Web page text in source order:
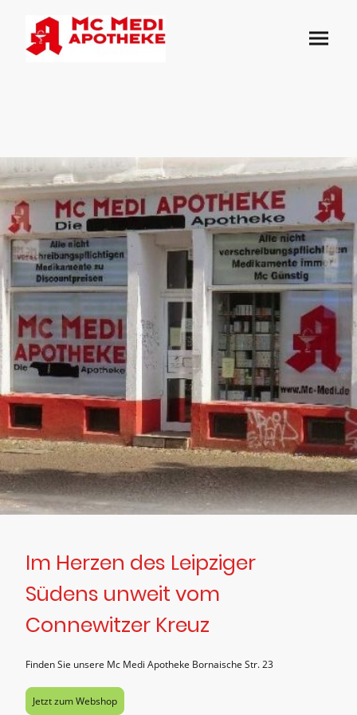
Im Herzen des Leipziger
Südens unweit vom
Connewitzer Kreuz
Finden Sie unsere Mc Medi Apotheke Bornaische Str. 23
Jetzt zum Webshop